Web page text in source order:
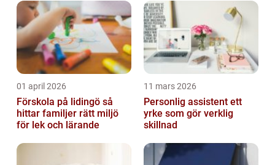
01 april 2026
Förskola på lidingö så
hittar familjer rätt miljö
för lek och lärande
11 mars 2026
Personlig assistent ett
yrke som gör verklig
skillnad